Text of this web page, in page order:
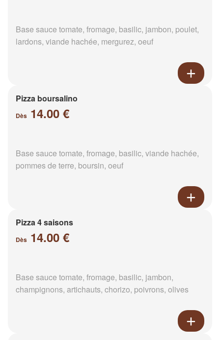
Base sauce tomate, fromage, basilic, jambon, poulet,
lardons, viande hachée, mergurez, oeuf
Pizza boursalino
Dès 14.00 €
Base sauce tomate, fromage, basilic, viande hachée,
pommes de terre, boursin, oeuf
Pizza 4 saisons
Dès 14.00 €
Base sauce tomate, fromage, basilic, jambon,
champignons, artichauts, chorizo, poivrons, olives